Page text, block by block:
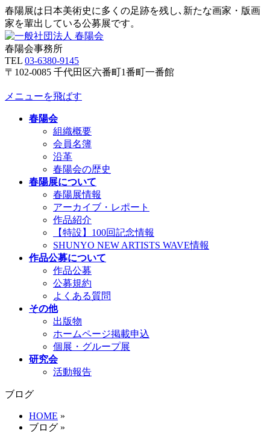
春陽展は日本美術史に多くの足跡を残し､新たな画家・版画
家を輩出している公募展です。
春陽会事務所
TEL 03-6380-9145
〒102-0085 千代田区六番町1番町一番館
メニューを飛ばす
春陽会
組織概要
会員名簿
沿革
春陽会の歴史
春陽展について
春陽展情報
アーカイブ・レポート
作品紹介
【特設】100回記念情報
SHUNYO NEW ARTISTS WAVE情報
作品公募について
作品公募
公募規約
よくある質問
その他
出版物
ホームページ掲載申込
個展・グループ展
研究会
活動報告
ブログ
HOME »
ブログ »